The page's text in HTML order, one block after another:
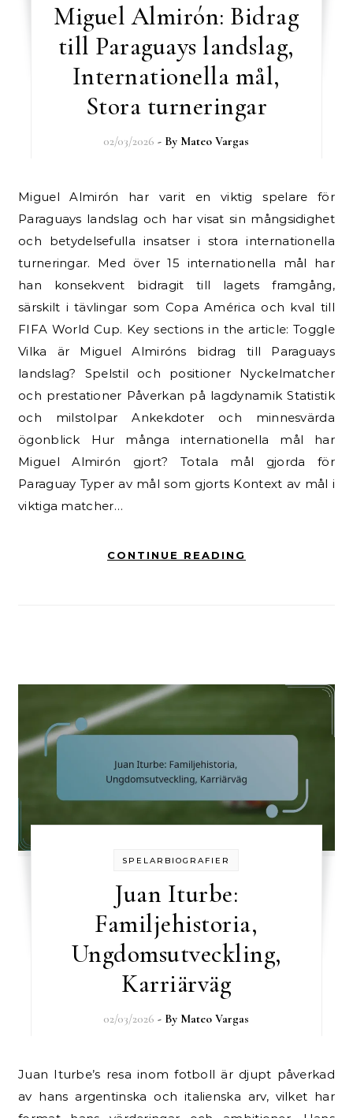
Miguel Almirón: Bidrag
till Paraguays landslag,
Internationella mål,
Stora turneringar
02/03/2026 - By Mateo Vargas
Miguel Almirón har varit en viktig spelare för
Paraguays landslag och har visat sin mångsidighet
och betydelsefulla insatser i stora internationella
turneringar. Med över 15 internationella mål har
han konsekvent bidragit till lagets framgång,
särskilt i tävlingar som Copa América och kval till
FIFA World Cup. Key sections in the article: Toggle
Vilka är Miguel Almiróns bidrag till Paraguays
landslag? Spelstil och positioner Nyckelmatcher
och prestationer Påverkan på lagdynamik Statistik
och milstolpar Ankekdoter och minnesvärda
ögonblick Hur många internationella mål har
Miguel Almirón gjort? Totala mål gjorda för
Paraguay Typer av mål som gjorts Kontext av mål i
viktiga matcher…
CONTINUE READING
SPELARBIOGRAFIER
Juan Iturbe:
Familjehistoria,
Ungdomsutveckling,
Karriärväg
02/03/2026 - By Mateo Vargas
Juan Iturbe’s resa inom fotboll är djupt påverkad
av hans argentinska och italienska arv, vilket har